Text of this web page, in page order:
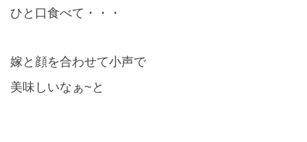
ひと口食べて・・・
嫁と顔を合わせて小声で
美味しいなぁ~と